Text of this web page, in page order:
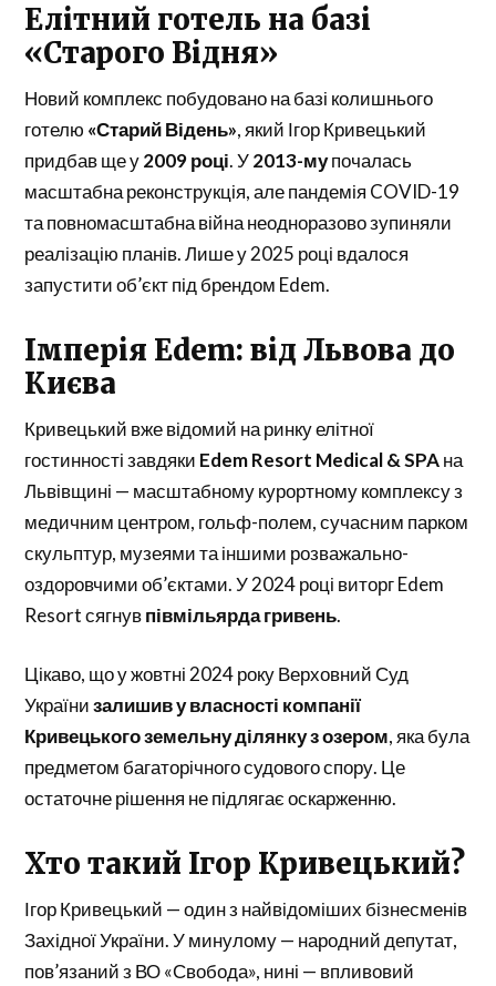
Елітний готель на базі
«Старого Відня»
Новий комплекс побудовано на базі колишнього
готелю «Старий Відень», який Ігор Кривецький
придбав ще у2009 році. У2013-мупочалась
масштабна реконструкція, але пандемія COVID-19
та повномасштабна війна неодноразово зупиняли
реалізацію планів. Лише у 2025 році вдалося
запустити об’єкт під брендом Edem.
Імперія Edem: від Львова до
Києва
Кривецький вже відомий на ринку елітної
гостинності завдяки Edem Resort Medical & SPAна
Львівщині — масштабному курортному комплексу з
медичним центром, гольф-полем, сучасним парком
скульптур, музеями та іншими розважально-
оздоровчими об’єктами. У 2024 році виторг Edem
Resort сягнувпівмільярда гривень.
Цікаво, що у жовтні 2024 року Верховний Суд
Українизалишив у власності компанії
Кривецького земельну ділянку з озером, яка була
предметом багаторічного судового спору. Це
остаточне рішення не підлягає оскарженню.
Хто такий Ігор Кривецький?
Ігор Кривецький — один з найвідоміших бізнесменів
Західної України. У минулому — народний депутат,
пов’язаний з ВО «Свобода», нині — впливовий